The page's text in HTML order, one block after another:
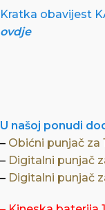
Kratka obavijest
ovdje
U našoj ponudi
– Obićni punjač za
– Digitalni punjač
– Digitalni punjač